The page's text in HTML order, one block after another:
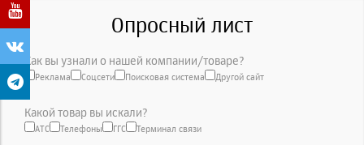
Опросный лист
Как вы узнали о нашей компании/товаре?
Реклама Соцсети Поисковая система Другой сайт
Какой товар вы искали?
АТС Телефоны ГГС Терминал связи